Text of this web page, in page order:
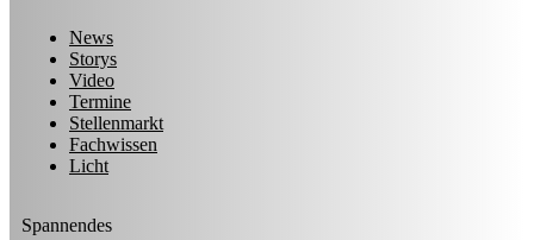
News
Storys
Video
Termine
Stellenmarkt
Fachwissen
Licht
Spannendes